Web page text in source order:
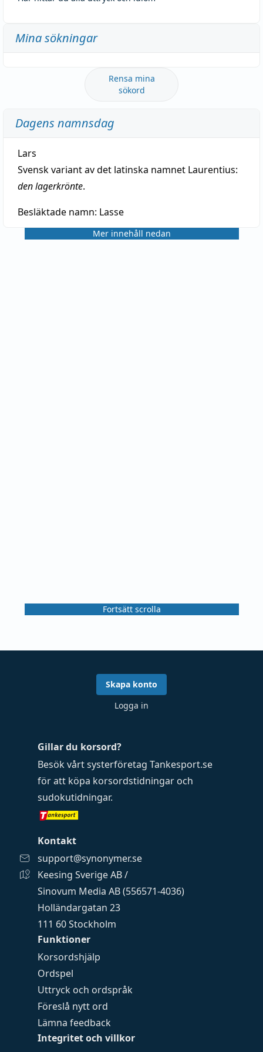
Mina sökningar
Rensa mina
sökord
Dagens namnsdag
Lars
Svensk variant av det latinska namnet Laurentius:
den lagerkrönte.
Besläktade namn: Lasse
Mer innehåll nedan
Fortsätt scrolla
Funktioner
Korsordshjälp
Ordspel
Uttryck och ordspråk
Föreslå nytt ord
Lämna feedback
Integritet och villkor
Gillar du korsord?
Besök vårt systerföretag Tankesport.se
för att köpa korsordstidningar och
sudokutidningar.
Kontakt
support@synonymer.se
Keesing Sverige AB /
Sinovum Media AB (556571-4036)
Holländargatan 23
111 60 Stockholm
Skapa konto
Logga in